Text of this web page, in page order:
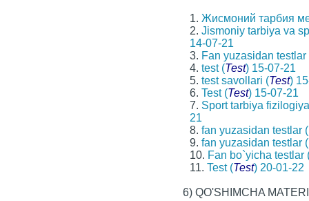
1. Жисмоний тарбия
2. Jismoniy tarbiya va
14-07-21
3. Fan yuzasidan testlar
4. test (Test) 15-07-21
5. test savollari (Test)
6. Test (Test) 15-07-21
7. Sport tarbiya
21
8. fan yuzasidan testlar (
9. fan yuzasidan testlar (
10. Fan bo`yicha testlar
11. Test (Test) 20-01-22
6) QO'SHIMCHA